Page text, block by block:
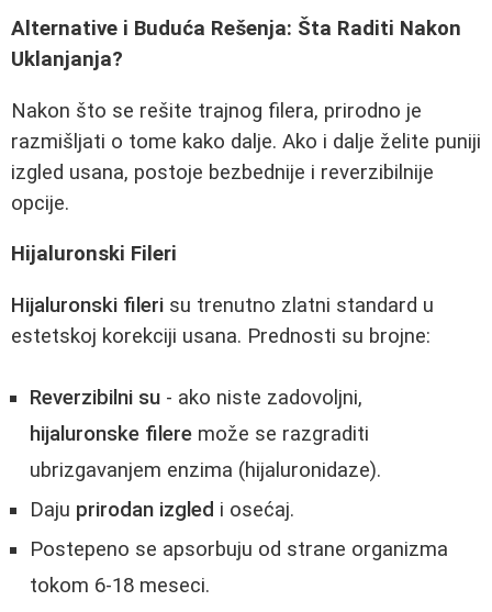
Alternative i Buduća Rešenja: Šta Raditi Nakon
Uklanjanja?
Nakon što se rešite trajnog filera, prirodno je
razmišljati o tome kako dalje. Ako i dalje želite puniji
izgled usana, postoje bezbednije i reverzibilnije
opcije.
Hijaluronski Fileri
Hijaluronski fileri su trenutno zlatni standard u
estetskoj korekciji usana. Prednosti su brojne:
Reverzibilni su - ako niste zadovoljni,
hijaluronske filere može se razgraditi
ubrizgavanjem enzima (hijaluronidaze).
Daju prirodan izgled i osećaj.
Postepeno se apsorbuju od strane organizma
tokom 6-18 meseci.